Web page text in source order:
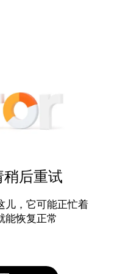
后重试
儿，它可能正忙着
能恢复正常